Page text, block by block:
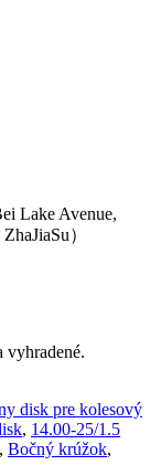
Lake Avenue,
）
vyhradené.
disk pre kolesový
, 14.00-25/1.5
, Bočný krúžok,